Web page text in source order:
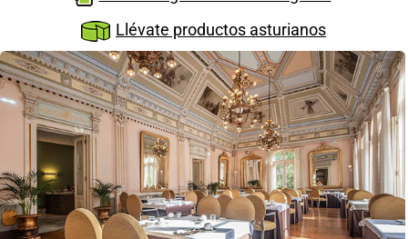
ALOJAMIENTOS
RESTAURANTES
TURISMO ACTIVO
TIENDA
AGENDA
OFERTAS
CONTACTO
Llévate productos asturianos